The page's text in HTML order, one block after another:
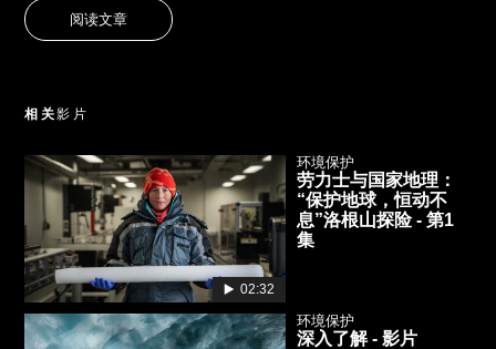
阅读文章
相关影片
02:32
环境保护
劳力士与国家地理：
“保护地球，恒动不
息”洛根山探险 - 第1
集
环境保护
深入了解 - 影片